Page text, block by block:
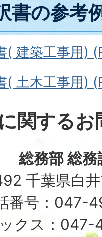
書の参考
( 建築工事用)
( 土木工事用)
関する
総務部 総務
千葉県白
番号：047-
クス：047-